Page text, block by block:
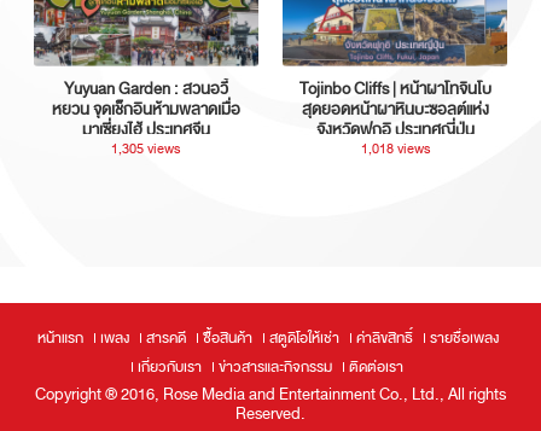
Yuyuan Garden : สวนอวี้
หยวน จุดเช็กอินห้ามพลาดเมื่อ
มาเซี่ยงไฮ้ ประเทศจีน
1,305 views
Tojinbo Cliffs | หน้าผาโทจินโบ
สุดยอดหน้าผาหินบะซอลต์แห่ง
จังหวัดฟุกุอิ ประเทศญี่ปุ่น
1,018 views
หน้าแรก เพลง สารคดี ซื้อสินค้า สตูดิโอให้เช่า ค่าลิขสิทธิ์
รายชื่อเพลง
เกี่ยวกับเรา
ข่าวสารและกิจกรรม ติดต่อเรา
Copyright ® 2016, Rose Media and Entertainment Co., Ltd., All rights
Reserved.